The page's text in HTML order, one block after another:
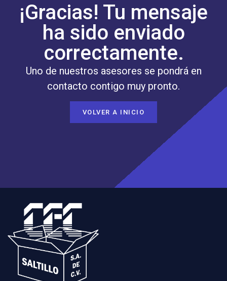
¡Gracias! Tu mensaje
ha sido enviado
correctamente.
Uno de nuestros asesores se pondrá en
contacto contigo muy pronto.
VOLVER A INICIO